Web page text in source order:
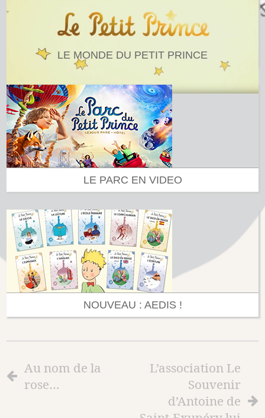
LE MONDE DU PETIT PRINCE
LE PARC EN VIDEO
NOUVEAU : AEDIS !
Au nom de la
rose…
L’association Le
Souvenir
d’Antoine de